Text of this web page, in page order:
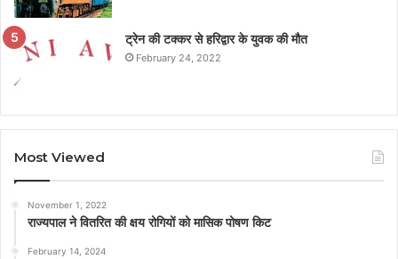
ट्रेन की टक्कर से हरिद्वार के युवक की मौत
February 24, 2022
Most Viewed
November 1, 2022
राज्यपाल ने वितरित की क्षय रोगियों को मासिक पोषण किट
February 14, 2024